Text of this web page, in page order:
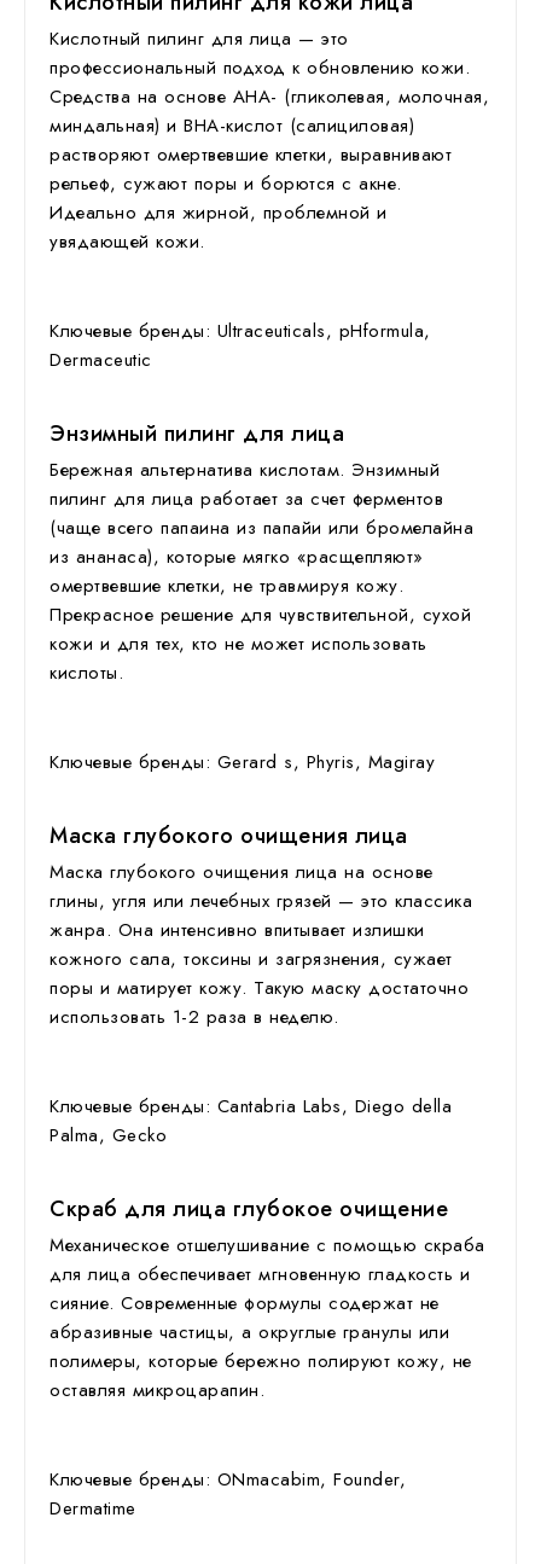
Кислотный пилинг для лица — это
профессиональный подход к обновлению кожи.
Средства на основе AHA- (гликолевая, молочная,
миндальная) и BHA-кислот (салициловая)
растворяют омертвевшие клетки, выравнивают
рельеф, сужают поры и борются с акне.
Идеально для жирной, проблемной и
увядающей кожи.
Ключевые бренды: Ultraceuticals, pHformula,
Dermaceutic
Энзимный пилинг для лица
Бережная альтернатива кислотам. Энзимный
пилинг для лица работает за счет ферментов
(чаще всего папаина из папайи или бромелайна
из ананаса), которые мягко «расщепляют»
омертвевшие клетки, не травмируя кожу.
Прекрасное решение для чувствительной, сухой
кожи и для тех, кто не может использовать
кислоты.
Ключевые бренды: Gerard s, Phyris, Magiray
Маска глубокого очищения лица
Маска глубокого очищения лица на основе
глины, угля или лечебных грязей — это классика
жанра. Она интенсивно впитывает излишки
кожного сала, токсины и загрязнения, сужает
поры и матирует кожу. Такую маску достаточно
использовать 1-2 раза в неделю.
Ключевые бренды: Cantabria Labs, Diego della
Palma, Gecko
Скраб для лица глубокое очищение
Механическое отшелушивание с помощью скраба
для лица обеспечивает мгновенную гладкость и
сияние. Современные формулы содержат не
абразивные частицы, а округлые гранулы или
полимеры, которые бережно полируют кожу, не
оставляя микроцарапин.
Ключевые бренды: ONmacabim, Founder,
Dermatime